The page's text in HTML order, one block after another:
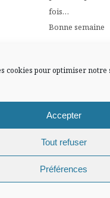
cookies pour optimiser notre
Accepter
Tout refuser
Préférences
fois…
Bonne semaine
H 25 MIN
co, blog
Mentions légales